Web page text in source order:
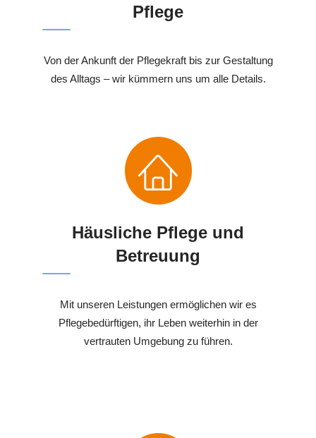
Pflege
Von der Ankunft der Pflegekraft bis zur Gestaltung
des Alltags – wir kümmern uns um alle Details.
Häusliche Pflege und
Betreuung
Mit unseren Leistungen ermöglichen wir es
Pflegebedürftigen, ihr Leben weiterhin in der
vertrauten Umgebung zu führen.